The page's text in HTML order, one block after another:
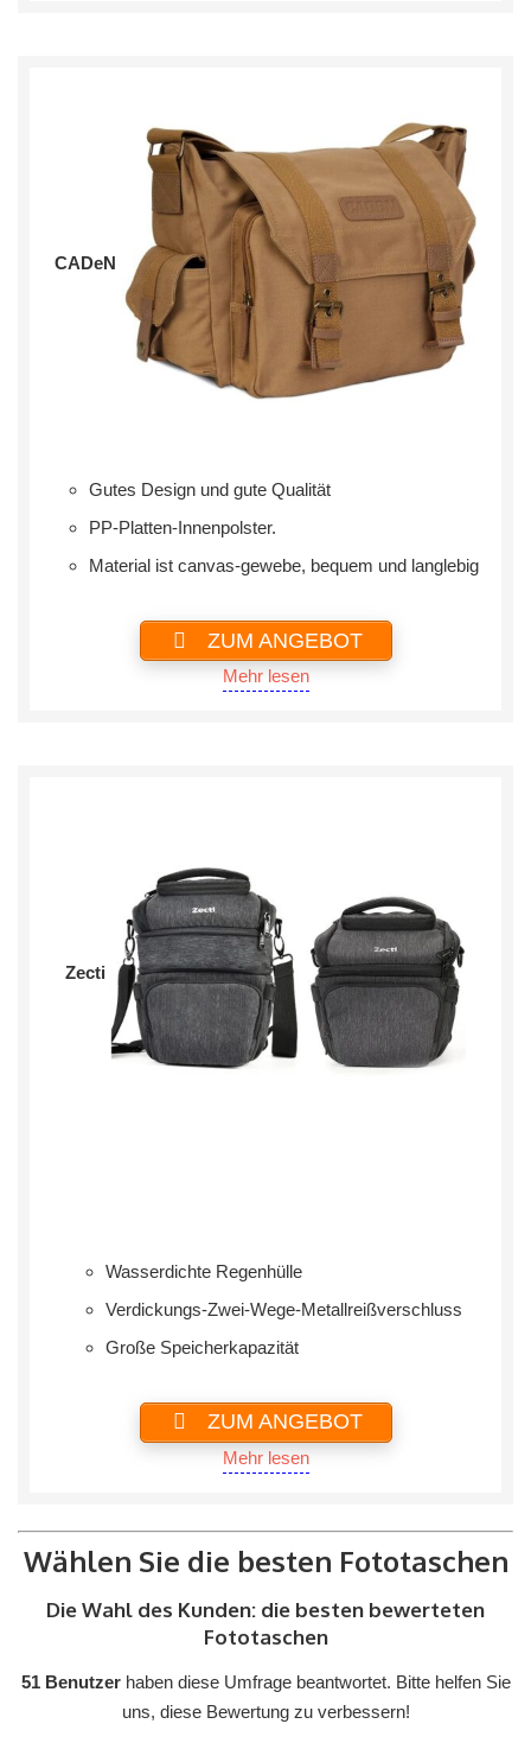
CADeN
Gutes Design und gute Qualität
PP-Platten-Innenpolster.
‎Material ist canvas-gewebe, bequem und langlebig
ZUM ANGEBOT
Mehr lesen
Zecti
Wasserdichte Regenhülle
Verdickungs-Zwei-Wege-Metallreißverschluss
Große Speicherkapazität
ZUM ANGEBOT
Mehr lesen
Wählen Sie die besten Fototaschen
Die Wahl des Kunden: die besten bewerteten
Fototaschen
51 Benutzerhaben diese Umfrage beantwortet. Bitte helfen Sie
uns, diese Bewertung zu verbessern!